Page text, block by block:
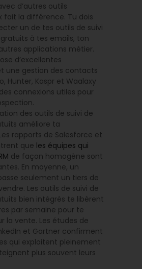
d’autres outils
fait la différence. Tu dois
un de tes outils de suivi
à tes emails, ton
applications métier.
d’excellentes
une gestion des contacts
Hunter, Kaspr et Waalaxy
connexions utiles pour
des outils de suivi de
améliore ta
rapports de Salesforce et
que les équipes qui
de façon homogène sont
En moyenne, un
seulement un tiers de
Les outils de suivi de
bien intégrés te libèrent
par semaine pour te
la vente. Les études de
et Gartner confirment
qui exploitent pleinement
plus souvent leurs